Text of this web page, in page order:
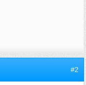
#2